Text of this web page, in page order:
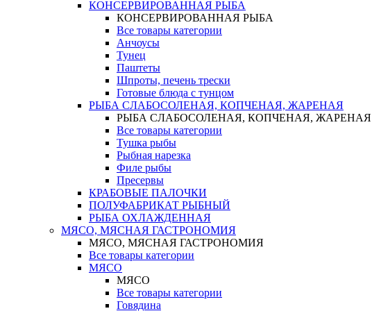
КОНСЕРВИРОВАННАЯ РЫБА
КОНСЕРВИРОВАННАЯ РЫБА
Все товары категории
Анчоусы
Тунец
Паштеты
Шпроты, печень трески
Готовые блюда с тунцом
РЫБА СЛАБОСОЛЕНАЯ, КОПЧЕНАЯ, ЖАРЕНАЯ
РЫБА СЛАБОСОЛЕНАЯ, КОПЧЕНАЯ, ЖАРЕНАЯ
Все товары категории
Тушка рыбы
Рыбная нарезка
Филе рыбы
Пресервы
КРАБОВЫЕ ПАЛОЧКИ
ПОЛУФАБРИКАТ РЫБНЫЙ
РЫБА ОХЛАЖДЕННАЯ
МЯСО, МЯСНАЯ ГАСТРОНОМИЯ
МЯСО, МЯСНАЯ ГАСТРОНОМИЯ
Все товары категории
МЯСО
МЯСО
Все товары категории
Говядина